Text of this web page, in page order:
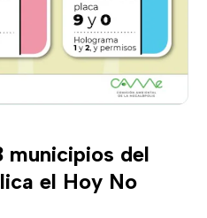
municipios del
el Hoy No